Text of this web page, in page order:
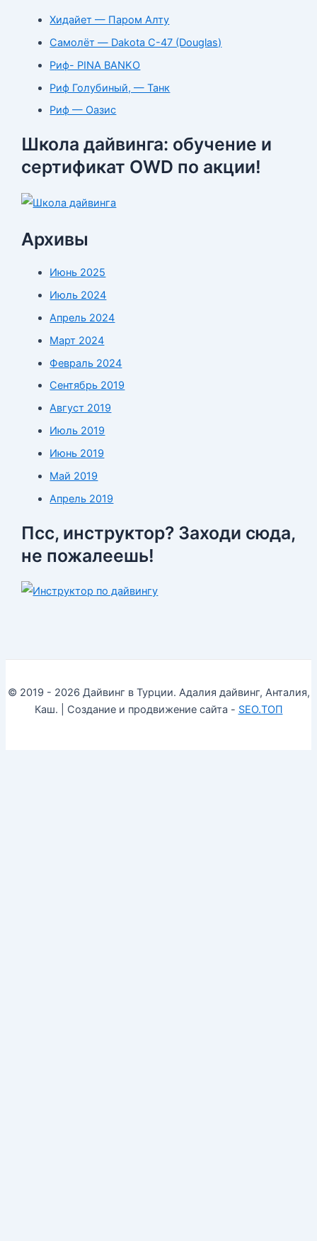
Хидайет — Паром Алту
Самолёт — Dakota C-47 (Douglas)
Риф- PINA BANKO
Риф Голубиный, — Танк
Риф — Оазис
Школа дайвинга: обучение и
сертификат OWD по акции!
Архивы
Июнь 2025
Июль 2024
Апрель 2024
Март 2024
Февраль 2024
Сентябрь 2019
Август 2019
Июль 2019
Июнь 2019
Май 2019
Апрель 2019
Псс, инструктор? Заходи сюда,
не пожалеешь!
© 2019 - 2026 Дайвинг в Турции. Адалия дайвинг, Анталия,
Каш. | Создание и продвижение сайта - SEO.ТОП